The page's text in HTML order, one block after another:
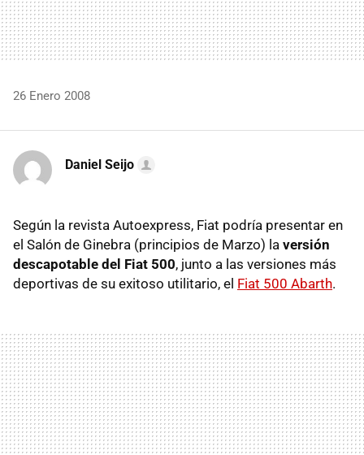
26 Enero 2008
Daniel Seijo
Según la revista Autoexpress, Fiat podría presentar en
el Salón de Ginebra (principios de Marzo) la versión
descapotable del Fiat 500, junto a las versiones más
deportivas de su exitoso utilitario, el Fiat 500 Abarth.